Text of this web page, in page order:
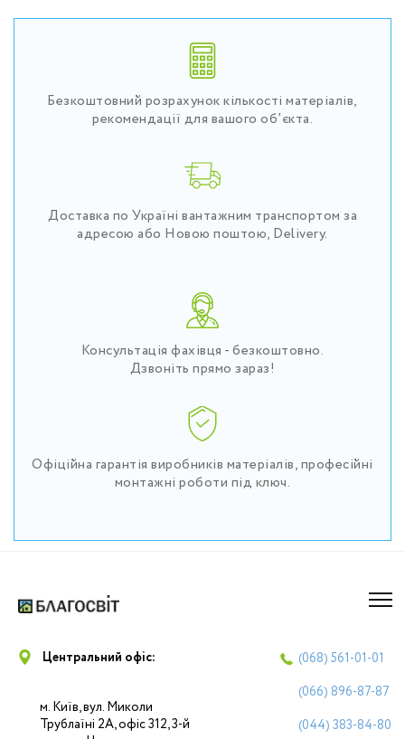
Безкоштовний розрахунок кількості матеріалів,
рекомендації для вашого об'єкта.
Доставка по Україні вантажним транспортом за
адресою або Новою поштою, Delivery.
Консультація фахівця - безкоштовно.
Дзвоніть прямо зараз!
Офіційна гарантія виробників матеріалів, професійні
монтажні роботи під ключ.
Центральний офіс:
м. Київ, вул. Миколи
Трублаїні 2А, офіс 312, 3-й
(068) 561-01-01
(066) 896-87-87
(044) 383-84-80